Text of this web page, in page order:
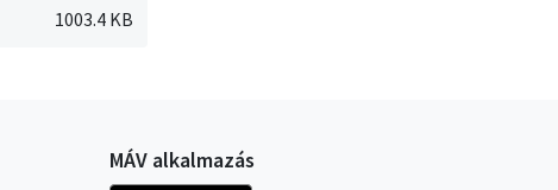
1003.4 KB
MÁV alkalmazás